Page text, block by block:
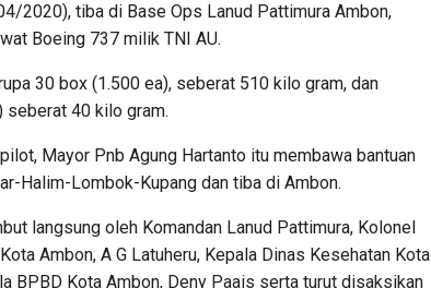
2020), tiba di Base Ops Lanud Pattimura Ambon,
Boeing 737 milik TNI AU.
30 box (1.500 ea), seberat 510 kilo gram, dan
seberat 40 kilo gram.
Mayor Pnb Agung Hartanto itu membawa bantuan
Halim-Lombok-Kupang dan tiba di Ambon.
langsung oleh Komandan Lanud Pattimura, Kolonel
Ambon, A G Latuheru, Kepala Dinas Kesehatan Kota
BPBD Kota Ambon, Deny Paais serta turut disaksikan